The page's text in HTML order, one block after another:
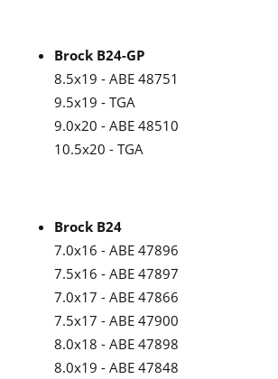
Brock B24-GP
8.5x19 - ABE 48751
9.5x19 - TGA
9.0x20 - ABE 48510
10.5x20 - TGA
Brock B24
7.0x16 - ABE 47896
7.5x16 - ABE 47897
7.0x17 - ABE 47866
7.5x17 - ABE 47900
8.0x18 - ABE 47898
8.0x19 - ABE 47848